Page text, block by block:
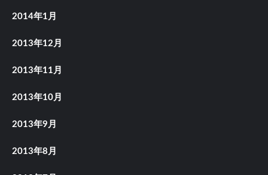
2014年1月
2013年12月
2013年11月
2013年10月
2013年9月
2013年8月